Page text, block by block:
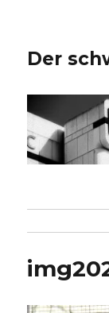
Der